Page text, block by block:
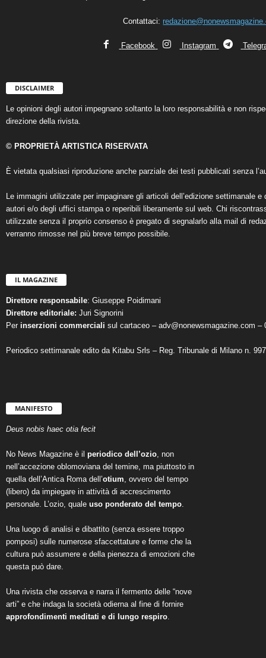
Contattaci:
Facebook Instagram
DISCLAIMER
Le opinioni degli autori impegnano soltanto la loro responsabilità e non
direzione della rivista.
© PROPRIETÀ ARTISTICA RISERVATA
È vietata qualsiasi riproduzione anche parziale dei testi pubblicati senza
Le immagini utilizzate per impaginare gli articoli dell’edizione settimanale
autori e/o degli uffici stampa o reperibili liberamente sul web. Chi
utilizzate senza il proprio consenso è pregato di segnalarlo alla mail di
verranno rimosse nel più breve tempo possibile.
IL MAGAZINE
Direttore responsabile: Giuseppe Poidimani
Direttore editoriale: Juri Signorini
Per inserzioni commerciali sul cartaceo – adv@nonewsmagazine.com –
Periodico settimanale edito da Kitabu Srls – Reg. Tribunale di Milano n.
MANIFESTO
Deus nobis haec otia fecit
No News Magazine è il periodico dell’ozio, non
nell’accezione oblomoviana del temine, ma piuttosto in
quella dell’Antica Roma dell’otium, ovvero del tempo
(libero) da impiegare in attività di accrescimento
personale. L’ozio, quale uso ponderato del tempo.
Una luogo di analisi e dibattito (senza essere troppo
pomposi) sulle numerose sfaccettature e forme che la
cultura può assumere e della pienezza di emozioni che
questa può dare.
Una rivista che osserva e narra il fermento delle “nove
arti” e che indaga la società odierna al fine di fornire
approfondimenti meditati e di lungo respiro.